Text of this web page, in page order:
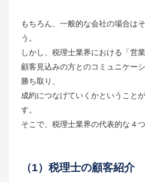
もちろん、一般的な会社の場合は
う。
しかし、税理士業界における「営
顧客見込みの方とのコミュニケー
勝ち取り、
成約につなげていくかということ
す。
そこで、税理士業界の代表的な４
（1）税理士の顧客紹介